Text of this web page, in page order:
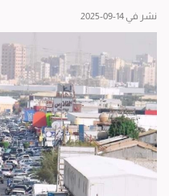
نشر في 14-09-2025